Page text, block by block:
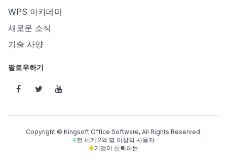
WPS 아카데미
새로운 소식
기술 사양
팔로우하기
Copyright © Kingsoft Office Software, All Rights Reserved.
전 세계 2억 명 이상의 사용자
기업이 신뢰하는